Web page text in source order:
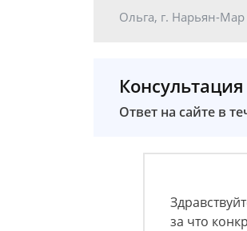
Ольга, г. Нарьян-Мар
Ответ на сайте в
за что